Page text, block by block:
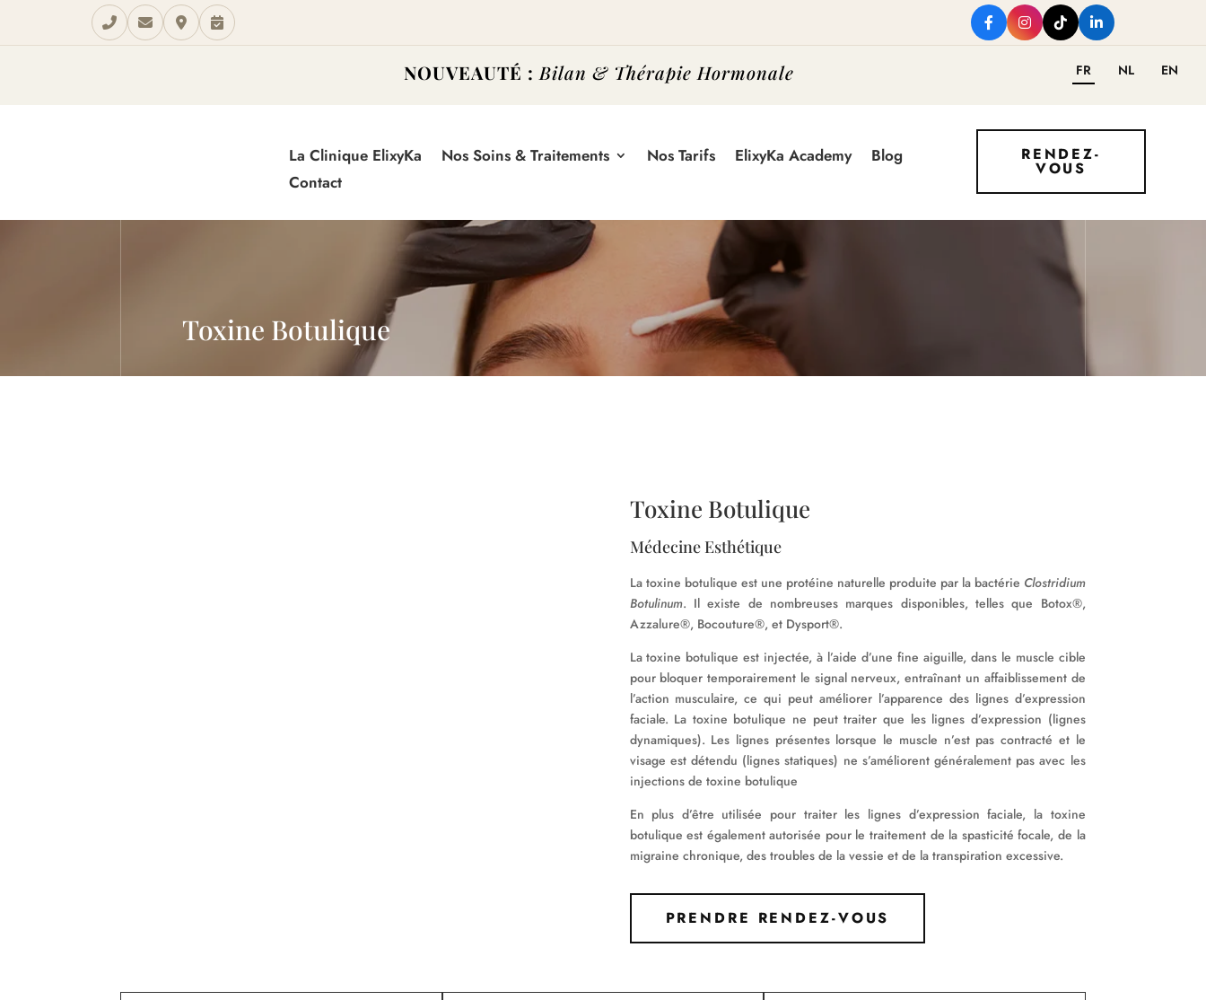
NOUVEAUTÉ : Bilan & Thérapie Hormonale FR NL EN
La Clinique ElixyKa Nos Soins & Traitements Nos Tarifs ElixyKa Academy
Blog
Contact
RENDEZ-
VOUS
Toxine Botulique
Toxine Botulique
Médecine Esthétique
La toxine botulique est une protéine naturelle produite par la bactérie Clostridium
Botulinum. Il existe de nombreuses marques disponibles, telles que Botox®,
Azzalure®, Bocouture®, et Dysport®.
La toxine botulique est injectée, à l’aide d’une fine aiguille, dans le muscle cible
pour bloquer temporairement le signal nerveux, entraînant un affaiblissement de
l’action musculaire, ce qui peut améliorer l’apparence des lignes d’expression
faciale. La toxine botulique ne peut traiter que les lignes d’expression (lignes
dynamiques). Les lignes présentes lorsque le muscle n’est pas contracté et le
visage est détendu (lignes statiques) ne s’améliorent généralement pas avec les
injections de toxine botulique
En plus d’être utilisée pour traiter les lignes d’expression faciale, la toxine
botulique est également autorisée pour le traitement de la spasticité focale, de la
migraine chronique, des troubles de la vessie et de la transpiration excessive.
PRENDRE RENDEZ-VOUS